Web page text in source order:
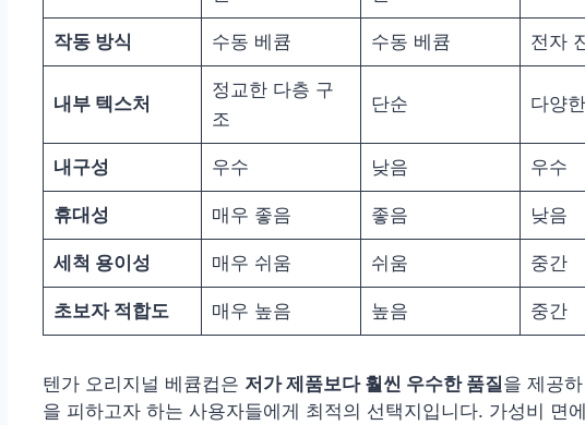
작동 방식 수동 베큠 수동 베큠 전자
내부 텍스처
정교한 다층 구
조
단순 다양
내구성 우수 낮음 우수
휴대성 매우 좋음 좋음 낮음
세척 용이성 매우 쉬움 쉬움 중간
초보자 적합도 매우 높음 높음 중간
텐가 오리지널 베큠컵은 저가 제품보다 훨씬 우수한 품질을 제공
을 피하고자 하는 사용자들에게 최적의 선택지입니다. 가성비 면